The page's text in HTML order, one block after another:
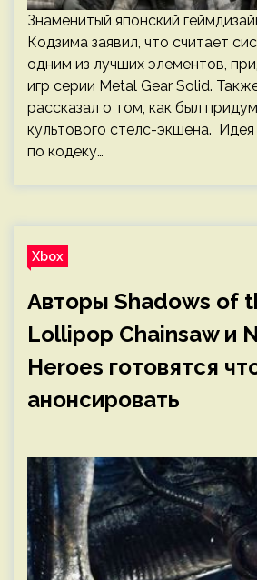
Знаменитый японский
Кодзима заявил, что считает
одним из лучших элементов,
игр серии Metal Gear Solid.
рассказал о том, как был
культового стелс-экшена.
по кодеку…
Xbox
Авторы Shadows of
Lollipop Chainsaw и
Heroes готовятся
анонсировать